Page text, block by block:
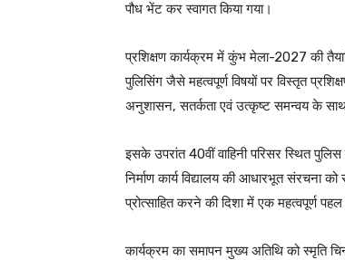
पौध भेंट कर स्वागत किया गया।
प्रशिक्षण कार्यक्रम में कुंभ मेला-2027 की
पुलिसिंग जैसे महत्वपूर्ण विषयों पर विस्तृत
अनुशासन, सतर्कता एवं उत्कृष्ट समन्वय के साथ
इसके उपरांत 40वीं वाहिनी परिसर स्थित
निर्माण कार्य विद्यालय की आधारभूत संरचना
प्रोत्साहित करने की दिशा में एक महत्वपूर्ण
कार्यक्रम का समापन मुख्य अतिथि को स्मृति